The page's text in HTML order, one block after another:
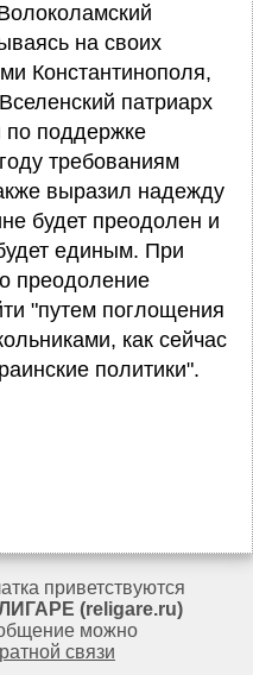
на своих
Константинополя,
патриарх
по поддержке
требованиям
выразил надежду
будет преодолен и
единым. При
преодоление
"путем поглощения
как сейчас
политики".
приветствуются
(religare.ru)
можно
связи